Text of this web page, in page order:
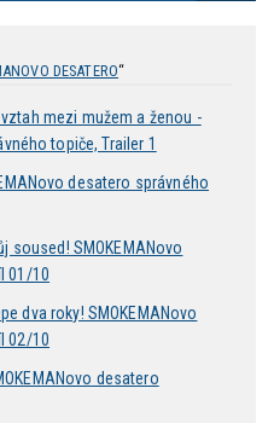
DESATERO“
mezi mužem a ženou -
topiče, Trailer 1
desatero správného
soused! SMOKEMANovo
01/10
dva roky! SMOKEMANovo
02/10
desatero